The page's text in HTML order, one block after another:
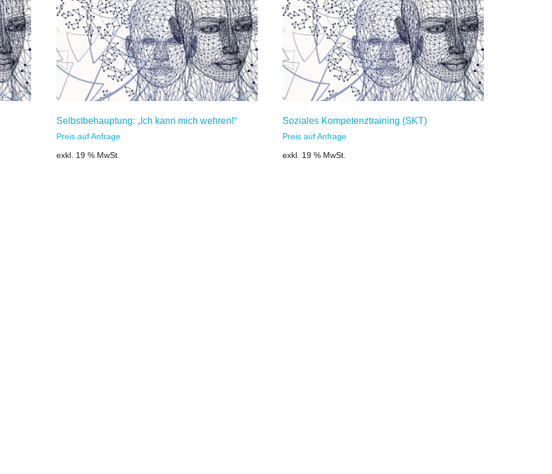
Selbstbehauptung: „Ich kann mich wehren!“
Preis auf Anfrage
exkl. 19 % MwSt.
Soziales Kompetenztraining (SKT)
Preis auf Anfrage
exkl. 19 % MwSt.